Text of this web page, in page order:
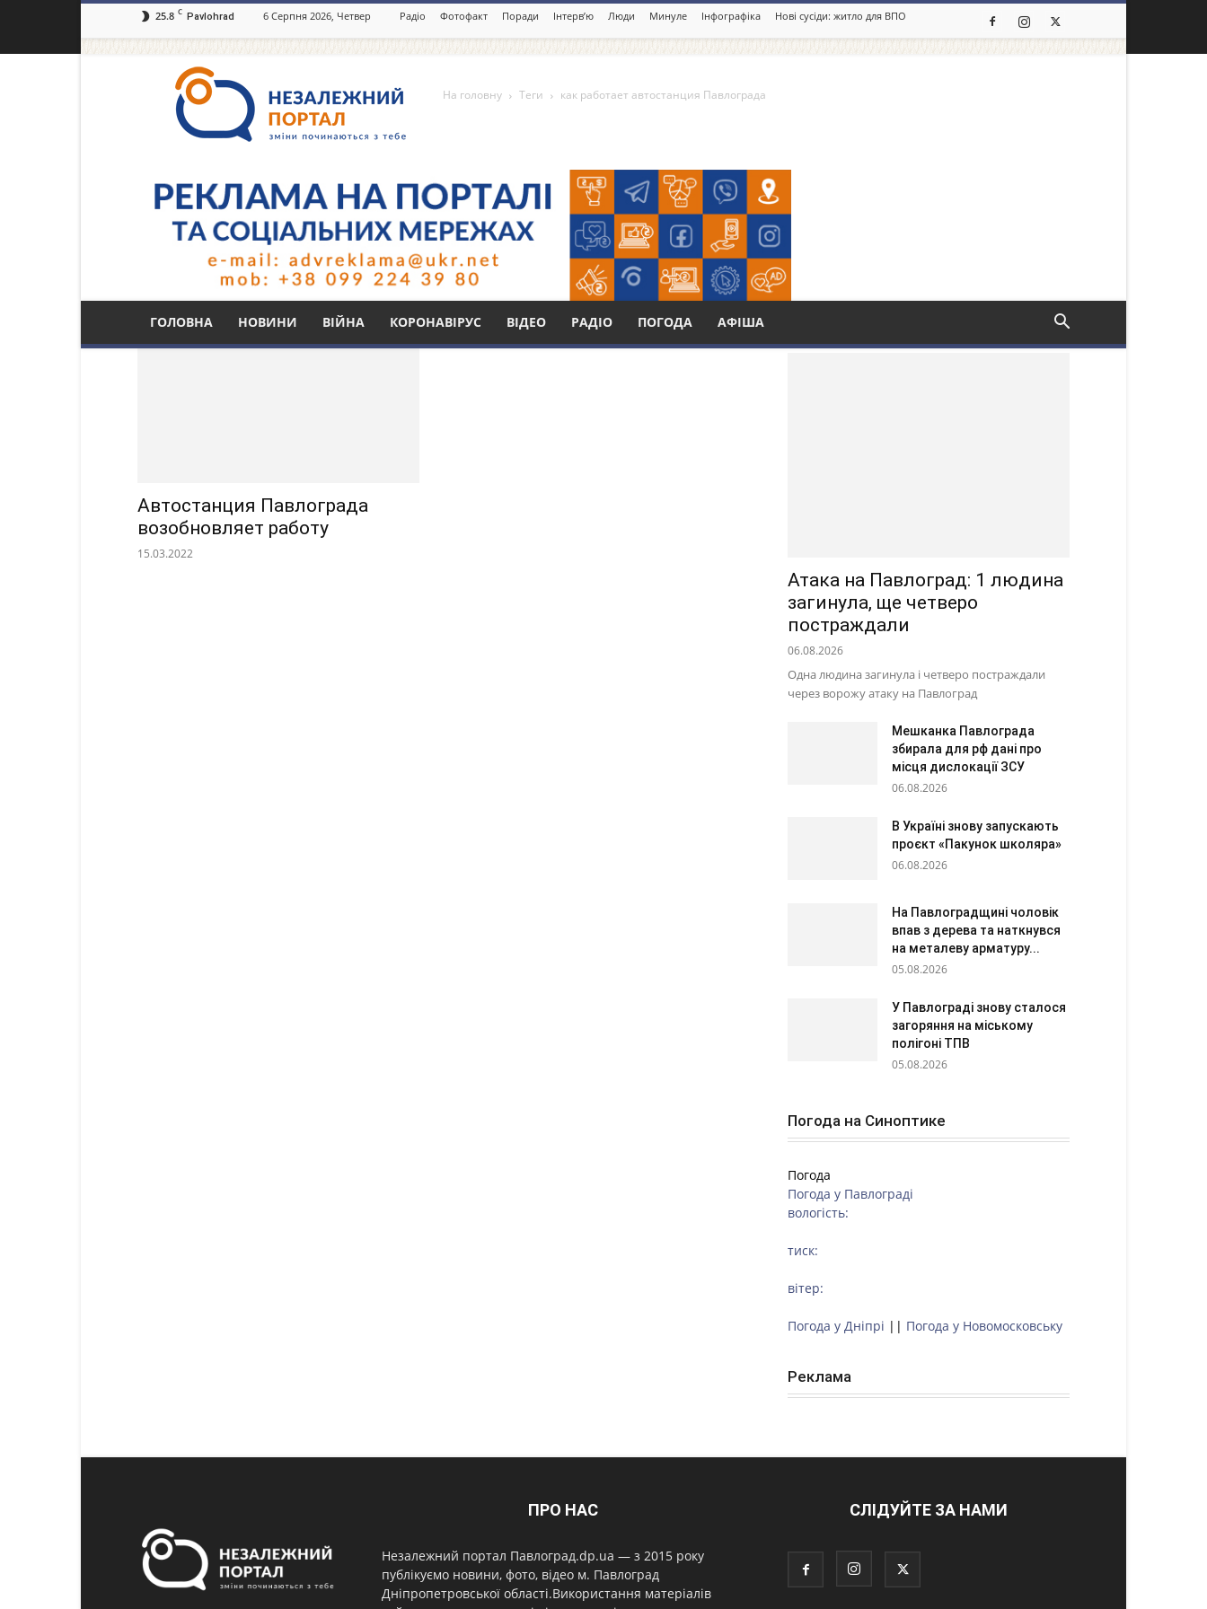
25.8 C Pavlohrad 6 Серпня 2026, Четвер Радіо Фотофакт Поради Інтерв’ю Люди Минуле Інфографіка Нові сусіди: житло для ВПО
портал
Павлоград.dp.ua
ГОЛОВНА НОВИНИ ВІЙНА КОРОНАВІРУС ВІДЕО РАДІО ПОГОДА АФІША
На головну Теги как работает автостанция Павлограда
Тег: как работает автостанция Павлограда
Автостанция Павлограда
возобновляет работу
15.03.2022
Атака на Павлоград: 1 людина
загинула, ще четверо
постраждали
06.08.2026
Одна людина загинула і четверо постраждали
через ворожу атаку на Павлоград
Мешканка Павлограда
збирала для рф дані про
місця дислокації ЗСУ
06.08.2026
В Україні знову запускають
проєкт «Пакунок школяра»
06.08.2026
На Павлоградщині чоловік
впав з дерева та наткнувся
на металеву арматуру...
05.08.2026
У Павлограді знову сталося
загоряння на міському
полігоні ТПВ
05.08.2026
Погода на Синоптике
Погода
Погода у Павлограді
вологість:
тиск:
вітер:
Погода у Дніпрі || Погода у Новомосковську
Реклама
ПРО НАС
Незалежний портал Павлоград.dp.ua — з 2015 року
публікуємо новини, фото, відео м. Павлоград
Дніпропетровської області.Використання матеріалів
СЛІДУЙТЕ ЗА НАМИ